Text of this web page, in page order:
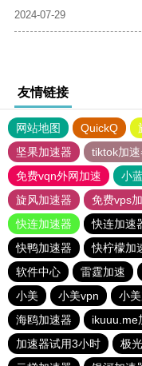
2024-07-29
友情链接
网站地图 QuickQ
坚果加速器
tiktok加速
免费vqn外网加速
小
旋风加速器
免费vps
快连加速器
快连加速
快鸭加速器
快柠檬加
软件中心
雷霆加速
小美
小美vpn 小
海鸥加速器
ikuuu.me
加速器试用3小时
极